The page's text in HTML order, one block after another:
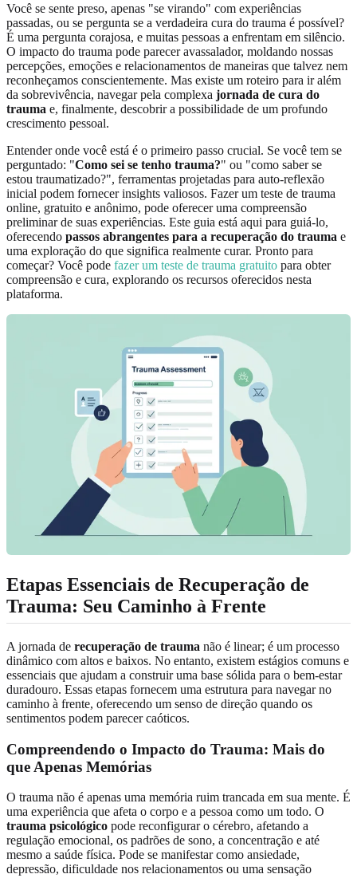
Você se sente preso, apenas "se virando" com experiências
passadas, ou se pergunta se a verdadeira cura do trauma é possível?
É uma pergunta corajosa, e muitas pessoas a enfrentam em silêncio.
O impacto do trauma pode parecer avassalador, moldando nossas
percepções, emoções e relacionamentos de maneiras que talvez nem
reconheçamos conscientemente. Mas existe um roteiro para ir além
da sobrevivência, navegar pela complexa jornada de cura do
trauma e, finalmente, descobrir a possibilidade de um profundo
crescimento pessoal.
Entender onde você está é o primeiro passo crucial. Se você tem se
perguntado: "Como sei se tenho trauma?" ou "como saber se
estou traumatizado?", ferramentas projetadas para auto-reflexão
inicial podem fornecer insights valiosos. Fazer um teste de trauma
online, gratuito e anônimo, pode oferecer uma compreensão
preliminar de suas experiências. Este guia está aqui para guiá-lo,
oferecendo passos abrangentes para a recuperação do trauma e
uma exploração do que significa realmente curar. Pronto para
começar? Você pode fazer um teste de trauma gratuito para obter
compreensão e cura, explorando os recursos oferecidos nesta
plataforma.
Etapas Essenciais de Recuperação de
Trauma: Seu Caminho à Frente
A jornada de recuperação de trauma não é linear; é um processo
dinâmico com altos e baixos. No entanto, existem estágios comuns e
essenciais que ajudam a construir uma base sólida para o bem-estar
duradouro. Essas etapas fornecem uma estrutura para navegar no
caminho à frente, oferecendo um senso de direção quando os
sentimentos podem parecer caóticos.
Compreendendo o Impacto do Trauma: Mais do
que Apenas Memórias
O trauma não é apenas uma memória ruim trancada em sua mente. É
uma experiência que afeta o corpo e a pessoa como um todo. O
trauma psicológico pode reconfigurar o cérebro, afetando a
regulação emocional, os padrões de sono, a concentração e até
mesmo a saúde física. Pode se manifestar como ansiedade,
depressão, dificuldade nos relacionamentos ou uma sensação